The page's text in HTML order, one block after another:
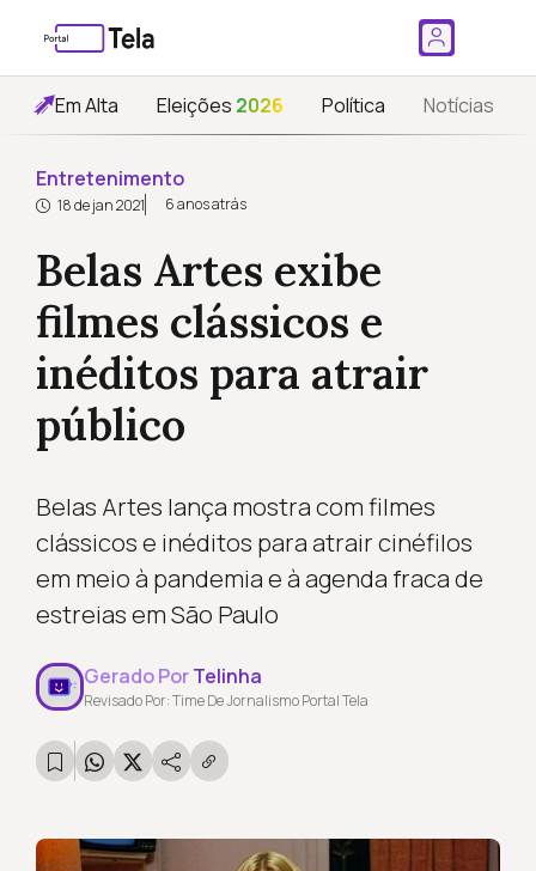
Em Alta Eleições 2026 Política Notícias
Entretenimento
18 de jan 2021 6 anos atrás
Belas Artes exibe
filmes clássicos e
inéditos para atrair
público
Belas Artes lança mostra com filmes
clássicos e inéditos para atrair cinéfilos
em meio à pandemia e à agenda fraca de
estreias em São Paulo
Gerado PorTelinha
Revisado Por: Time De Jornalismo Portal Tela